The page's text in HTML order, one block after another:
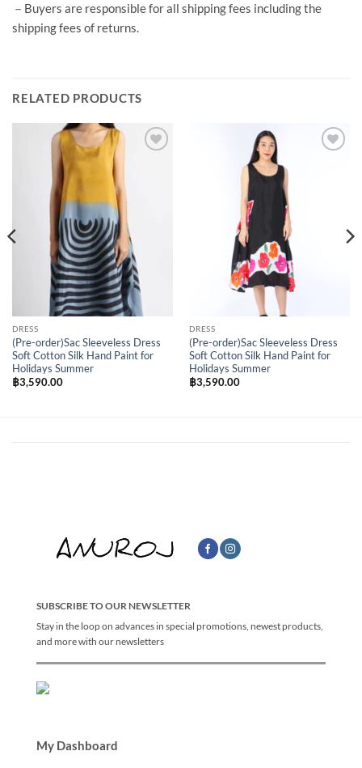
－Buyers are responsible for all shipping fees including the
shipping fees of returns.
RELATED PRODUCTS
DRESS
(Pre-order)Sac Sleeveless Dress
Soft Cotton Silk Hand Paint for
Holidays Summer
฿3,590.00
DRESS
(Pre-order)Sac Sleeveless Dress
Soft Cotton Silk Hand Paint for
Holidays Summer
฿3,590.00
SUBSCRIBE TO OUR NEWSLETTER
Stay in the loop on advances in special promotions, newest products,
and more with our newsletters
My Dashboard